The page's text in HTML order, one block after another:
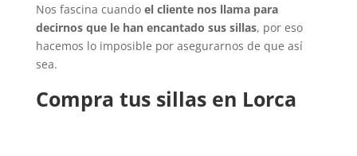
Nos fascina cuando el cliente nos llama para
decirnos que le han encantado sus sillas, por eso
hacemos lo imposible por asegurarnos de que así
sea.
Compra tus sillas en Lorca